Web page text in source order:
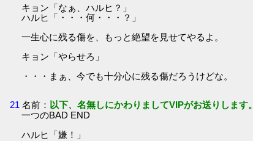
キョン「なぁ、ハルヒ？」
ハルヒ「・・・何・・・？」
一生心に残る傷を、もっと絶望を見せてやるよ。
キョン「やらせろ」
・・・まぁ、今でも十分心に残る傷だろうけどな。
21 名前： 以下、名無しにかわりましてVIPがお送りします。
一つのBAD END
ハルヒ「嫌！」